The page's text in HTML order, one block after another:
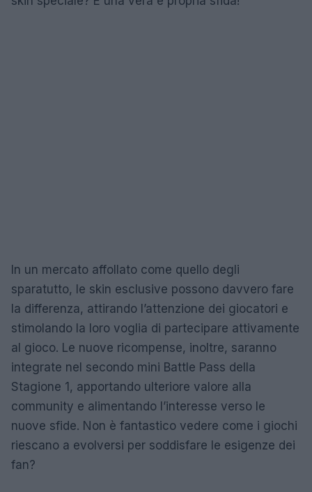
In un mercato affollato come quello degli
sparatutto, le skin esclusive possono davvero fare
la differenza, attirando l’attenzione dei giocatori e
stimolando la loro voglia di partecipare attivamente
al gioco. Le nuove ricompense, inoltre, saranno
integrate nel secondo mini Battle Pass della
Stagione 1, apportando ulteriore valore alla
community e alimentando l’interesse verso le
nuove sfide. Non è fantastico vedere come i giochi
riescano a evolversi per soddisfare le esigenze dei
fan?